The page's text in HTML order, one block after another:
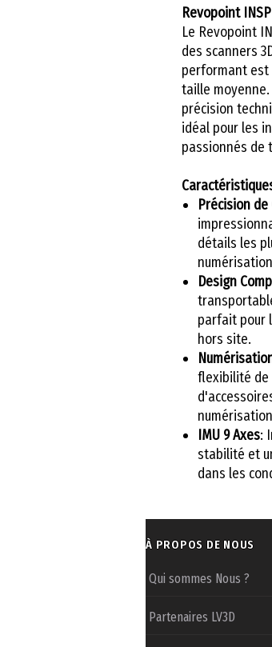
Revopoint
Le Revopoint
des scanners
performant est
taille
précision
idéal pour les
passionnés de
Précision
détails les
Design
parfait pour
hors site.
flexibilité de
IMU 9 Axes:
stabilité et
dans les
À PROPOS DE NOUS
Qui sommes Nous ?
Partenaires LV3D